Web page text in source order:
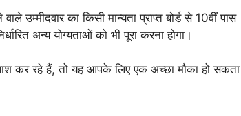
का किसी मान्यता प्राप्त बोर्ड से 10वीं पास
अन्य योग्यताओं को भी पूरा करना होगा।
कर रहे हैं, तो यह आपके लिए एक अच्छा मौका हो सकता